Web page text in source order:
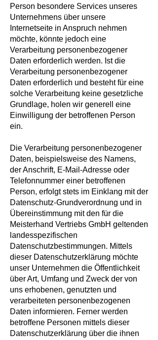
Person besondere Services unseres
Unternehmens über unsere
Internetseite in Anspruch nehmen
möchte, könnte jedoch eine
Verarbeitung personenbezogener
Daten erforderlich werden. Ist die
Verarbeitung personenbezogener
Daten erforderlich und besteht für eine
solche Verarbeitung keine gesetzliche
Grundlage, holen wir generell eine
Einwilligung der betroffenen Person
ein.
Die Verarbeitung personenbezogener
Daten, beispielsweise des Namens,
der Anschrift, E-Mail-Adresse oder
Telefonnummer einer betroffenen
Person, erfolgt stets im Einklang mit der
Datenschutz-Grundverordnung und in
Übereinstimmung mit den für die
Meisterhand Vertriebs GmbH geltenden
landesspezifischen
Datenschutzbestimmungen. Mittels
dieser Datenschutzerklärung möchte
unser Unternehmen die Öffentlichkeit
über Art, Umfang und Zweck der von
uns erhobenen, genutzten und
verarbeiteten personenbezogenen
Daten informieren. Ferner werden
betroffene Personen mittels dieser
Datenschutzerklärung über die ihnen